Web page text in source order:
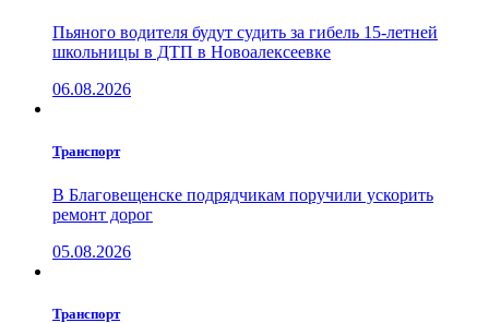
Пьяного водителя будут судить за гибель 15-летней
школьницы в ДТП в Новоалексеевке
06.08.2026
Транспорт
В Благовещенске подрядчикам поручили ускорить
ремонт дорог
05.08.2026
Транспорт